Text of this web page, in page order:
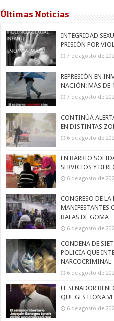
Últimas Noticias
INTEGRIDAD
PRISIÓN POR
7 de agosto de
REPRESIÓN EN
NACIÓN: MÁS DE
7 de agosto de
CONTINÚA
EN DISTINTAS
6 de agosto de
EN BARRIO
SERVICIOS Y
6 de agosto de
CONGRESO DE
MANIFESTANTES
BALAS DE GOMA
6 de agosto de
CONDENA DE
POLICÍA QUE
NARCOCRIMINAL
6 de agosto de
EL SENADOR
QUE GESTIONA
6 de agosto de